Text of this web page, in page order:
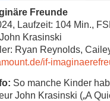
Freunde
Laufzeit: 104 Min.,
Krasinski
Ryan Reynolds,
if-
So manche Kinder
John Krasinski („A